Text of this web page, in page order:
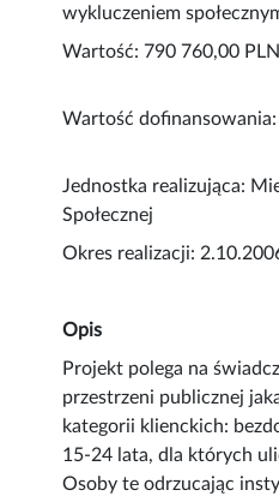
wykluczeniem
Wartość: 790 760,00 PLN
Wartość
Jednostka realizująca:
Społecznej
Okres realizacji:
Opis
Projekt polega na
przestrzeni publicznej
kategorii klienckich:
15-24 lata, dla których
Osoby te odrzucając